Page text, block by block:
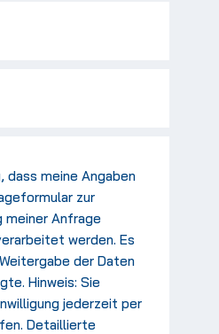
dass meine Angaben
zur
meiner Anfrage
werden. Es
der Daten
Hinweis: Sie
jederzeit per
Detaillierte